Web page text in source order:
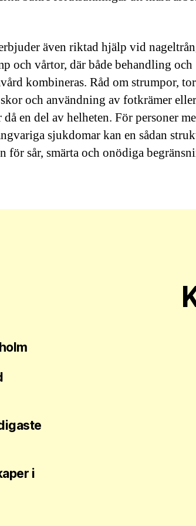
även riktad hjälp vid
och vårtor, där både behandling och
kombineras. Råd om strumpor,
och användning av fotkrämer eller
en del av helheten. För personer
sjukdomar kan en sådan
för sår, smärta och onödiga
i